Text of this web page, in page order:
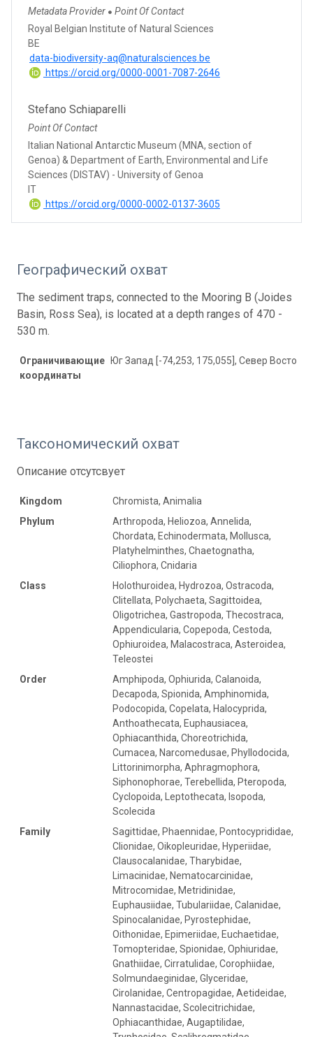
Metadata Provider ● Point Of Contact
Royal Belgian Institute of Natural Sciences
BE
data-biodiversity-aq@naturalsciences.be
https://orcid.org/0000-0001-7087-2646
Stefano Schiaparelli
Point Of Contact
Italian National Antarctic Museum (MNA, section of
Genoa) & Department of Earth, Environmental and Life
Sciences (DISTAV) - University of Genoa
IT
https://orcid.org/0000-0002-0137-3605
Географический охват
The sediment traps, connected to the Mooring B (Joides
Basin, Ross Sea), is located at a depth ranges of 470 -
530 m.
Ограничивающие
координаты
Юг Запад [-74,253, 175,055], Север Восток
Таксономический охват
Описание отсутсвует
Kingdom
Chromista, Animalia
Phylum
Arthropoda, Heliozoa, Annelida,
Chordata, Echinodermata, Mollusca,
Platyhelminthes, Chaetognatha,
Ciliophora, Cnidaria
Class
Holothuroidea, Hydrozoa, Ostracoda,
Clitellata, Polychaeta, Sagittoidea,
Oligotrichea, Gastropoda, Thecostraca,
Appendicularia, Copepoda, Cestoda,
Ophiuroidea, Malacostraca, Asteroidea,
Teleostei
Order
Amphipoda, Ophiurida, Calanoida,
Decapoda, Spionida, Amphinomida,
Podocopida, Copelata, Halocyprida,
Anthoathecata, Euphausiacea,
Ophiacanthida, Choreotrichida,
Cumacea, Narcomedusae, Phyllodocida,
Littorinimorpha, Aphragmophora,
Siphonophorae, Terebellida, Pteropoda,
Cyclopoida, Leptothecata, Isopoda,
Scolecida
Family
Sagittidae, Phaennidae, Pontocyprididae,
Clionidae, Oikopleuridae, Hyperiidae,
Clausocalanidae, Tharybidae,
Limacinidae, Nematocarcinidae,
Mitrocomidae, Metridinidae,
Euphausiidae, Tubulariidae, Calanidae,
Spinocalanidae, Pyrostephidae,
Oithonidae, Epimeriidae, Euchaetidae,
Tomopteridae, Spionidae, Ophiuridae,
Gnathiidae, Cirratulidae, Corophiidae,
Solmundaeginidae, Glyceridae,
Cirolanidae, Centropagidae, Aetideidae,
Nannastacidae, Scolecitrichidae,
Ophiacanthidae, Augaptilidae,